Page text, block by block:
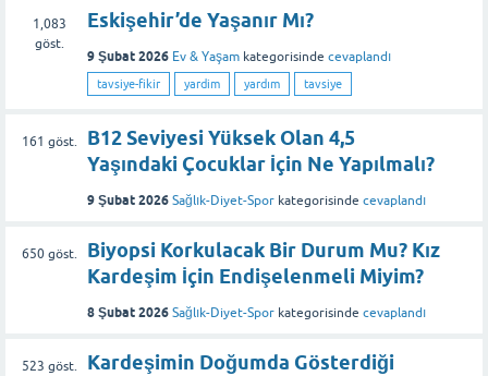
1,083
göst.
Eskişehir’de Yaşanır Mı?
9 Şubat 2026 Ev & Yaşam kategorisinde cevaplandı
tavsiye-fikir yardim yardım tavsiye
161 göst.
B12 Seviyesi Yüksek Olan 4,5
Yaşındaki Çocuklar İçin Ne Yapılmalı?
9 Şubat 2026 Sağlık-Diyet-Spor kategorisinde cevaplandı
650göst.
Biyopsi Korkulacak Bir Durum Mu? Kız
Kardeşim İçin Endişelenmeli Miyim?
8 Şubat 2026 Sağlık-Diyet-Spor kategorisinde cevaplandı
523 göst.
Kardeşimin Doğumda Gösterdiği